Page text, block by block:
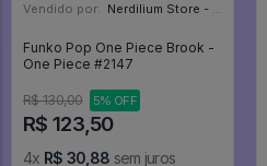
Vendido por: Nerdilium Store - SP
Funko Pop One Piece Brook -
One Piece #2147
R$ 130,00 5% OFF
R$ 123,50
4x R$ 30,88 sem juros